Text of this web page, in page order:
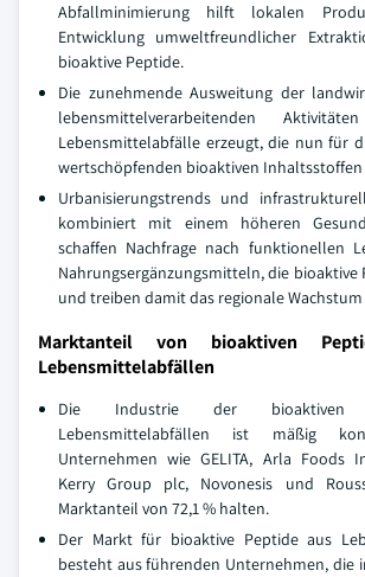
Abfallminimierung hilft lokalen
Entwicklung umweltfreundlicher
bioaktive Peptide.
Die zunehmende Ausweitung der
lebensmittelverarbeitenden
Lebensmittelabfälle erzeugt, die nun für
wertschöpfenden bioaktiven
Urbanisierungstrends und
kombiniert mit einem höheren
schaffen Nachfrage nach funktionellen
Nahrungsergänzungsmitteln, die
und treiben damit das regionale
Marktanteil von bioaktiven
Lebensmittelabfällen
Die Industrie der bioaktiven
Lebensmittelabfällen ist mäßig
Unternehmen wie GELITA, Arla Foods
Kerry Group plc, Novonesis und
Marktanteil von 72,1 % halten.
Der Markt für bioaktive Peptide aus
besteht aus führenden Unternehmen, die